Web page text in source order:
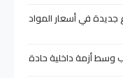
جديدة في أسعار المواد
وسط أزمة داخلية حادة